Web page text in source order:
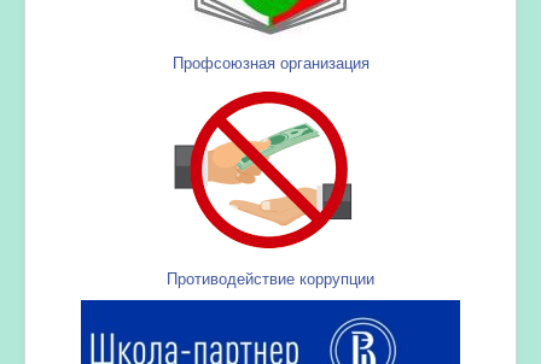
Профсоюзная организация
Противодействие коррупции